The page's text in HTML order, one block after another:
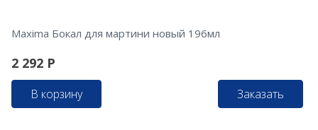
Maxima Бокал для мартини новый 196мл
2 292 Р
В корзину Заказать